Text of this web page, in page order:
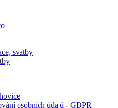
svatby
osobních údajů - GDPR